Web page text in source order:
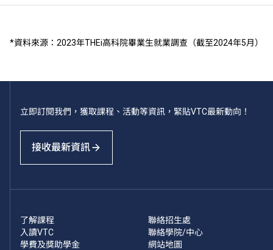
*資料來源：2023年THEi高科院畢業生就業調查（截至2024年5月）
立即訂閱我們，獲取課程、活動等資訊，緊貼VTC最新動向！
接收最新資訊
了解課程
入讀VTC
學費及獎助學金
聯絡招生處
聯絡學院/中心
網站地圖